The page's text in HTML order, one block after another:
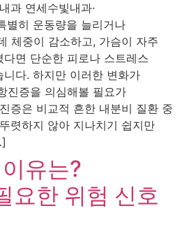
과 연세수빛내과·
별히 운동량을 늘리거나
체중이 감소하고, 가슴이 자주
면 단순한 피로나 스트레스
다. 하지만 이러한 변화가
진증을 의심해볼 필요가
증은 비교적 흔한 내분비 질환 중
렷하지 않아 지나치기 쉽지만
유는?
요한 위험 신호